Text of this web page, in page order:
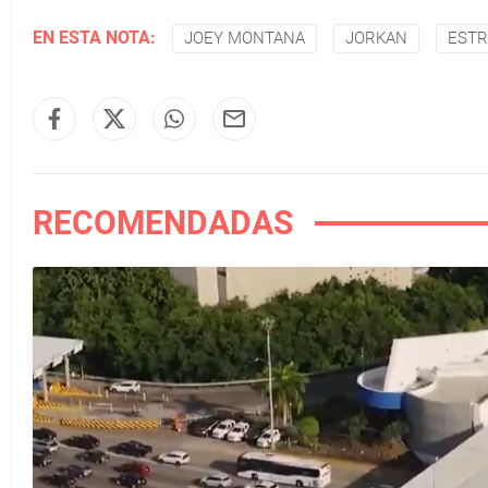
EN ESTA NOTA: JOEY MONTANA JORKAN
RECOMENDADAS